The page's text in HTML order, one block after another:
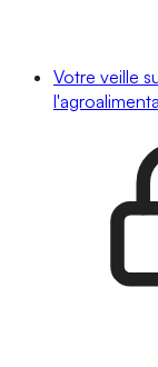
Votre veille